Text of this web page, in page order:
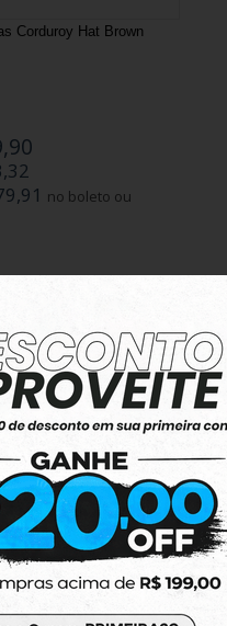
Corduroy Hat Brown
no boleto ou